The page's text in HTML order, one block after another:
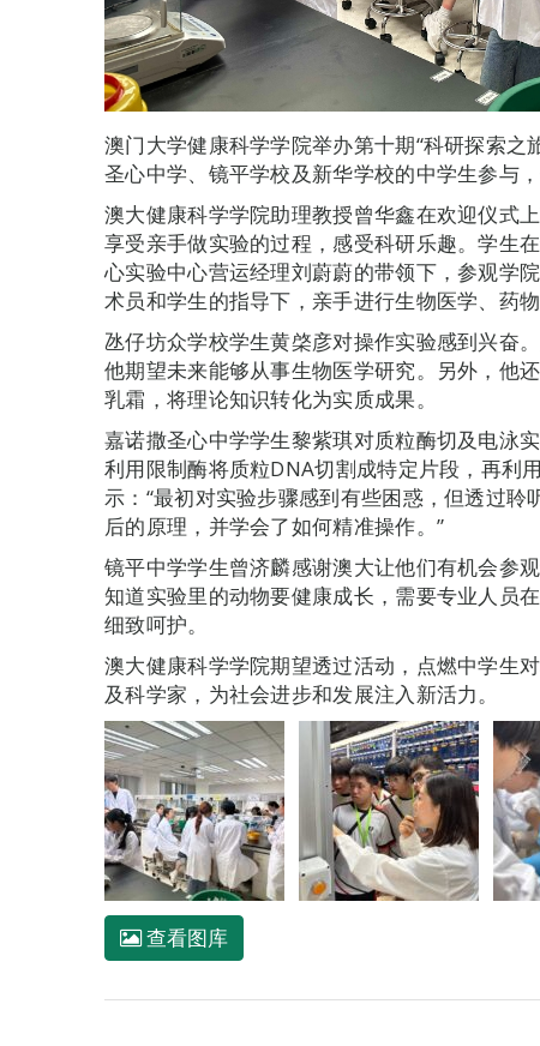
澳门大学健康科学学院举办第十期“科研探索
圣心中学、镜平学校及新华学校的中学生参与
澳大健康科学学院助理教授曾华鑫在欢迎仪式
享受亲手做实验的过程，感受科研乐趣。学生
心实验中心营运经理刘蔚蔚的带领下，参观学
术员和学生的指导下，亲手进行生物医学、药
氹仔坊众学校学生黄棨彦对操作实验感到兴奋
他期望未来能够从事生物医学研究。另外，他
乳霜，将理论知识转化为实质成果。
嘉诺撒圣心中学学生黎紫琪对质粒酶切及电泳
利用限制酶将质粒DNA切割成特定片段，再利
示：“最初对实验步骤感到有些困惑，但透过
后的原理，并学会了如何精准操作。”
镜平中学学生曾济麟感谢澳大让他们有机会参
知道实验里的动物要健康成长，需要专业人员
细致呵护。
澳大健康科学学院期望透过活动，点燃中学生
及科学家，为社会进步和发展注入新活力。
查看图库